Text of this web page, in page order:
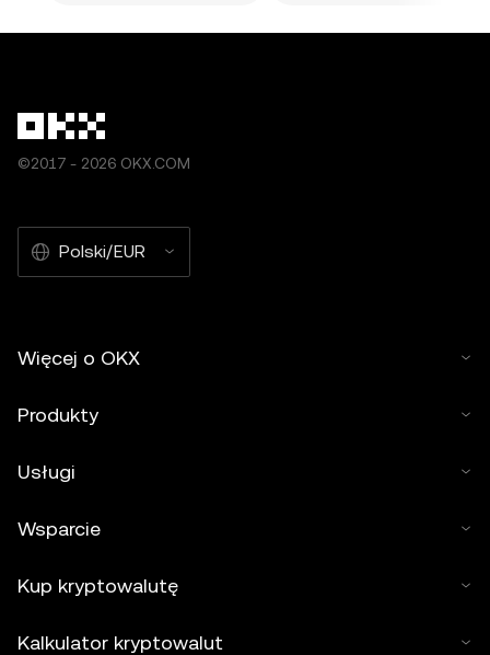
©2017 - 2026 OKX.COM
Polski/EUR
Więcej o OKX
Produkty
Usługi
Wsparcie
Kup kryptowalutę
Kalkulator kryptowalut